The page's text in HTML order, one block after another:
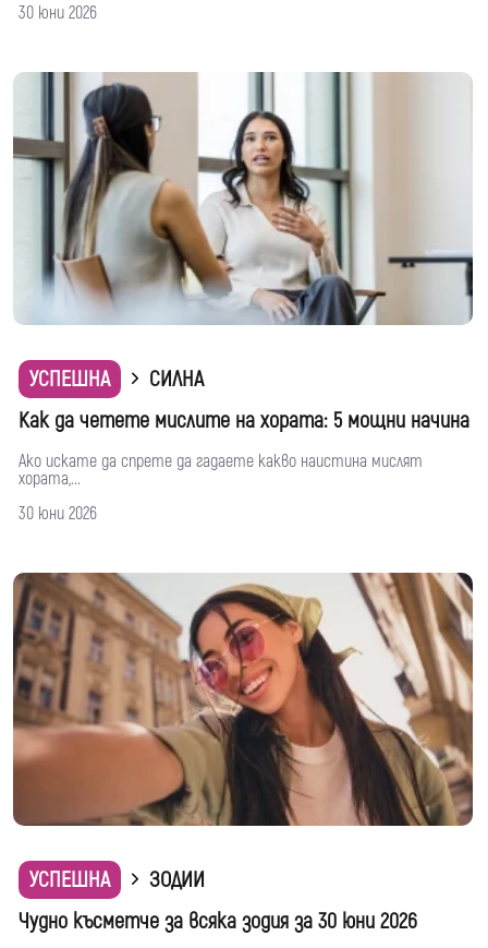
30 юни 2026
УСПЕШНА
СИЛНА
Как да четете мислите на хората: 5 мощни начина
Ако искате да спрете да гадаете какво наистина мислят
хората,...
30 юни 2026
УСПЕШНА
ЗОДИИ
Чудно късметче за всяка зодия за 30 юни 2026